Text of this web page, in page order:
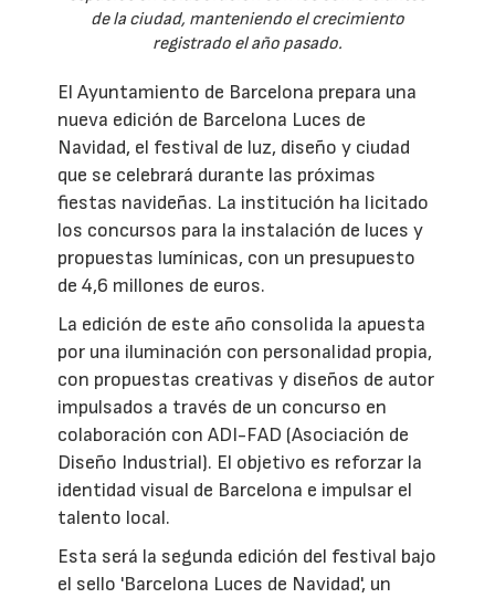
de la ciudad, manteniendo el crecimiento
registrado el año pasado.
El Ayuntamiento de Barcelona prepara una
nueva edición de Barcelona Luces de
Navidad, el festival de luz, diseño y ciudad
que se celebrará durante las próximas
fiestas navideñas. La institución ha licitado
los concursos para la instalación de luces y
propuestas lumínicas, con un presupuesto
de 4,6 millones de euros.
La edición de este año consolida la apuesta
por una iluminación con personalidad propia,
con propuestas creativas y diseños de autor
impulsados a través de un concurso en
colaboración con ADI-FAD (Asociación de
Diseño Industrial). El objetivo es reforzar la
identidad visual de Barcelona e impulsar el
talento local.
Esta será la segunda edición del festival bajo
el sello 'Barcelona Luces de Navidad', un